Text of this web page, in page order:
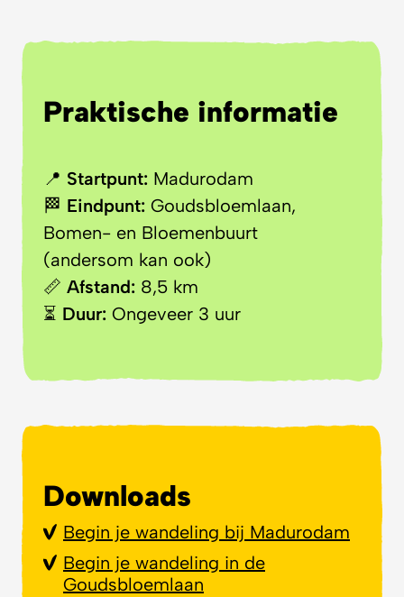
Praktische informatie
📍 Startpunt: Madurodam
🏁 Eindpunt: Goudsbloemlaan,
Bomen- en Bloemenbuurt
(andersom kan ook)
📏 Afstand: 8,5 km
⏳ Duur: Ongeveer 3 uur
Downloads
Begin je wandeling bij Madurodam
Begin je wandeling in de
Goudsbloemlaan